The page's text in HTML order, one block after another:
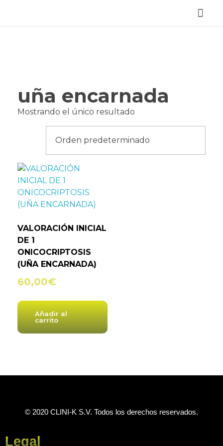
uña encarnada
Mostrando el único resultado
VALORACIÓN INICIAL
DE 1
ONICOCRIPTOSIS
(UÑA ENCARNADA)
60,00€
Añadir al
carrito
© 2020 CLINI-K S.V. Todos los derechos reservados.
Legal